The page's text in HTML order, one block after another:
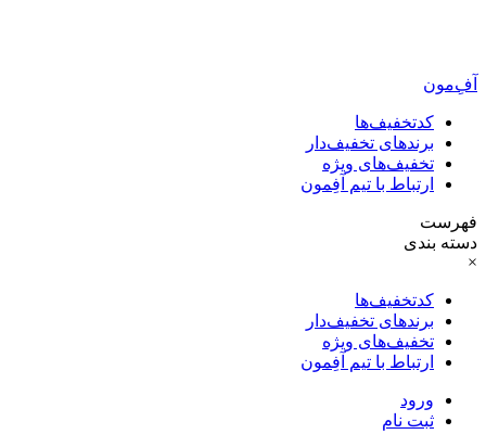
آفِ‌مون
کدتخفیف‌ها
برندهای تخفیف‌دار
تخفیف‌های ویژه
ارتباط با تیم آفِمون
فهرست
دسته بندی
×
کدتخفیف‌ها
برندهای تخفیف‌دار
تخفیف‌های ویژه
ارتباط با تیم آفِمون
ورود
ثبت نام